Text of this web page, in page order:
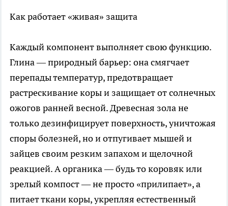
Как работает «живая» защита
Каждый компонент выполняет свою функцию.
Глина — природный барьер: она смягчает
перепады температур, предотвращает
растрескивание коры и защищает от солнечных
ожогов ранней весной. Древесная зола не
только дезинфицирует поверхность, уничтожая
споры болезней, но и отпугивает мышей и
зайцев своим резким запахом и щелочной
реакцией. А органика — будь то коровяк или
зрелый компост — не просто «прилипает», а
питает ткани коры, укрепляя естественный